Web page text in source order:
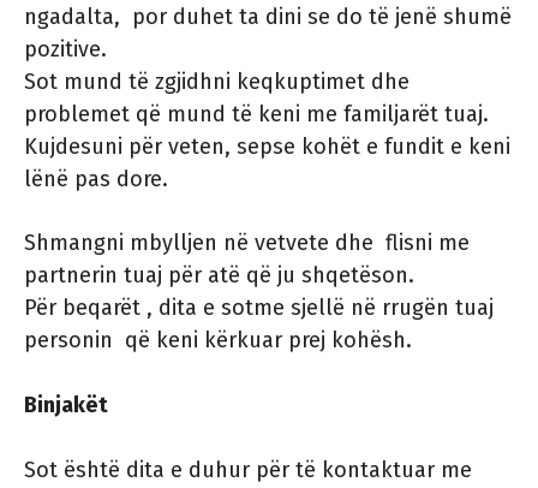
ngadalta, por duhet ta dini se do të jenë shumë
pozitive.
Sot mund të zgjidhni keqkuptimet dhe
problemet që mund të keni me familjarët tuaj.
Kujdesuni për veten, sepse kohët e fundit e keni
lënë pas dore.
Shmangni mbylljen në vetvete dhe flisni me
partnerin tuaj për atë që ju shqetëson.
Për beqarët , dita e sotme sjellë në rrugën tuaj
personin që keni kërkuar prej kohësh.
Binjakët
Sot është dita e duhur për të kontaktuar me